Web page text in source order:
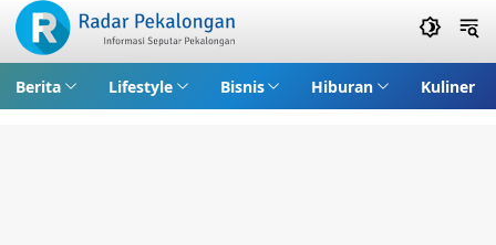
Berita Lifestyle Bisnis Hiburan Kuliner